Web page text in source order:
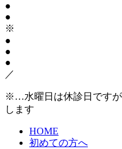
●
●
※
●
●
●
／
※…水曜日は休診日ですが
します
HOME
初めての方へ